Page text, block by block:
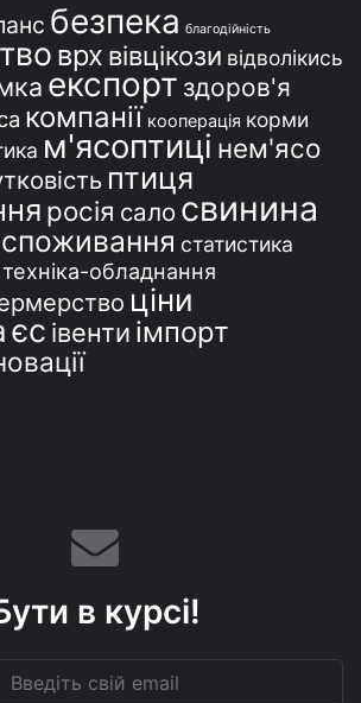
безпека благодійність
врх вівцікози відволікись
експорт здоров'я
компанії кооперація корми
м'ясоптиці нем'ясо
птиця
росія сало свинина
споживання статистика
техніка-обладнання
ціни
єс івенти імпорт
в курсі!